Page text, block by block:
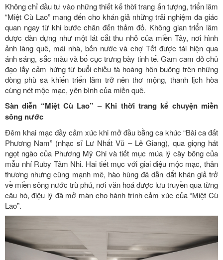
Không chỉ đầu tư vào những thiết kế thời trang ấn tượng, triển lãm
“Miệt Cù Lao” mang đến cho khán giả những trải nghiệm đa giác
quan ngay từ khi bước chân đến thảm đỏ. Không gian triển lãm
được dàn dựng như một lát cắt thu nhỏ của miền Tây, nơi hình
ảnh làng quê, mái nhà, bến nước và chợ Tết được tái hiện qua
ánh sáng, sắc màu và bố cục trưng bày tinh tế. Gam cam đỏ chủ
đạo lấy cảm hứng từ buổi chiều tà hoàng hôn buông trên những
dòng phù sa khiến triển lãm trở nên thơ mộng, thanh lịch hòa
cùng nét mộc mạc, yên bình của miền quê.
Sàn diễn “Miệt Cù Lao” – Khi thời trang kể chuyện miền
sông nước
Đêm khai mạc đầy cảm xúc khi mở đầu bằng ca khúc “Bài ca đất
Phương Nam” (nhạc sĩ Lư Nhất Vũ – Lê Giang), qua giọng hát
ngọt ngào của Phương Mỹ Chi và tiết mục múa lý cây bông của
mẫu nhí Ruby Tâm Nhi. Hai tiết mục với giai điệu mộc mạc, thân
thương nhưng cũng mạnh mẽ, hào hùng đã dẫn dắt khán giả trở
về miền sông nước trù phú, nơi văn hoá được lưu truyền qua từng
câu hò, điệu lý đã mở màn cho hành trình cảm xúc của “Miệt Cù
Lao”.